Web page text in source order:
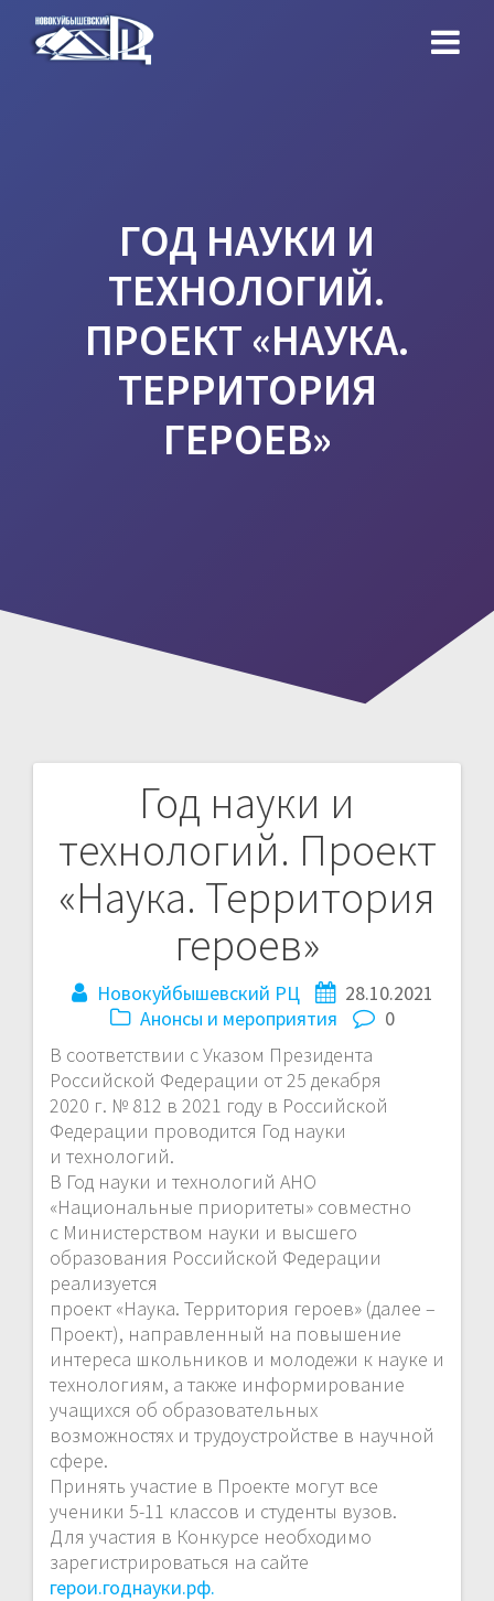
ГОД НАУКИ И
ТЕХНОЛОГИЙ.
ПРОЕКТ «НАУКА.
ТЕРРИТОРИЯ
ГЕРОЕВ»
Год науки и
технологий. Проект
«Наука. Территория
героев»
Новокуйбышевский РЦ
28.10.2021
Анонсы и мероприятия
0
В соответствии с Указом Президента
Российской Федерации от 25 декабря
2020 г. № 812 в 2021 году в Российской
Федерации проводится Год науки
и технологий.
В Год науки и технологий АНО
«Национальные приоритеты» совместно
с Министерством науки и высшего
образования Российской Федерации
реализуется
проект «Наука. Территория героев» (далее –
Проект), направленный на повышение
интереса школьников и молодежи к науке и
технологиям, а также информирование
учащихся об образовательных
возможностях и трудоустройстве в научной
сфере.
Принять участие в Проекте могут все
ученики 5-11 классов и студенты вузов.
Для участия в Конкурсе необходимо
зарегистрироваться на сайте
герои.годнауки.рф.
Навигация
по
записям